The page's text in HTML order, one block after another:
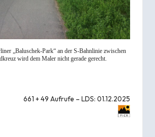
„Baluschek-Park“ an der S-Bahnlinie zwischen
wird dem Maler nicht gerade gerecht.
661 + 49 Aufrufe – LDS: 01.12.2025